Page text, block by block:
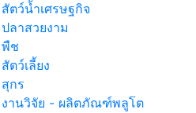
สัตว์น้ำเศรษฐกิจ
ปลาสวยงาม
พืช
สัตว์เลี้ยง
สุกร
งานวิจัย - ผลิตภัณฑ์พลูโต